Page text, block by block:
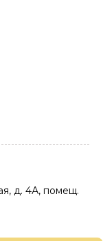
д. 4А, помещ.